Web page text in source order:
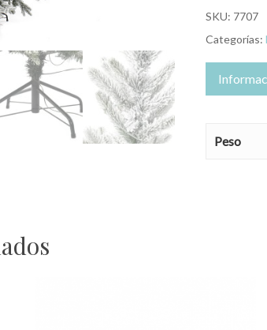
SKU: 7707
Categorías:
Peso